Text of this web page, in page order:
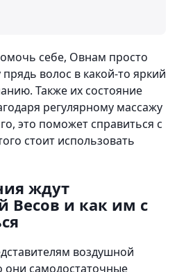
себе, Овнам просто
волос в какой-то яркий
Также их состояние
регулярному массажу
это поможет справиться с
стоит использовать
ждут
Весов и как им с
воздушной
они самодостаточные